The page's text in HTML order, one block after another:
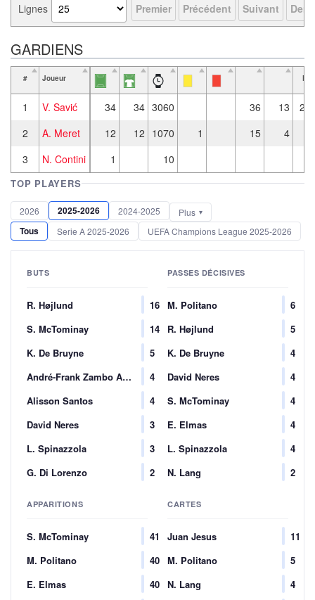
Lignes Premier Précédent Suivant
GARDIENS
# Joueur
1 V. Savić 34 34 3060 36 13
2
A. Meret 12 12 1070 1 15 4
3
N. Contini 1 10
TOP PLAYERS
2026 2025-2026 2024-2025 Plus
Tous Serie A 2025-2026 UEFA Champions League 2025-2026
BUTS
R. Højlund
16
S. McTominay
14
K. De Bruyne
5
André-Frank Zambo Anguissa
4
Alisson Santos
4
David Neres
3
L. Spinazzola
3
G. Di Lorenzo
2
PASSES DÉCISIVES
M. Politano
6
R. Højlund
5
K. De Bruyne
4
David Neres
4
S. McTominay
4
E. Elmas
4
L. Spinazzola
4
N. Lang
2
APPARITIONS
S. McTominay
41
M. Politano
40
E. Elmas
40
CARTES
Juan Jesus
11
M. Politano
5
N. Lang
4